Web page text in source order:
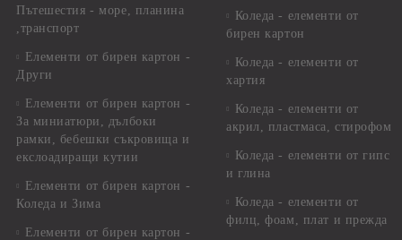
Пътешестия - море, планина
,транспорт
Елементи от бирен картон -
Други
Елементи от бирен картон -
За миниатюри, дълбоки
рамки, бебешки съкровища и
екслоадиращи кутии
Елементи от бирен картон -
Коледа и Зима
Елементи от бирен картон -
Коледа - елементи от
бирен картон
Коледа - елементи от
хартия
Коледа - елементи от
акрил, пластмаса, стирофом
Коледа - елементи от гипс
и глина
Коледа - елементи от
филц, фоам, плат и прежда